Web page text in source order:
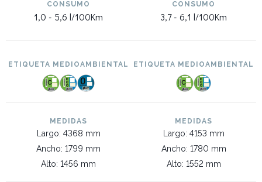
CONSUMO
1,0 - 5,6 l/100Km
ETIQUETA MEDIOAMBIENTAL
MEDIDAS
Largo: 4368 mm
Ancho: 1799 mm
Alto: 1456 mm
CONSUMO
3,7 - 6,1 l/100Km
ETIQUETA MEDIOAMBIENTAL
MEDIDAS
Largo: 4153 mm
Ancho: 1780 mm
Alto: 1552 mm